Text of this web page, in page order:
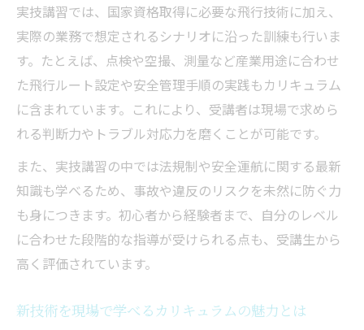
実技講習では、国家資格取得に必要な飛行技術に加え、
実際の業務で想定されるシナリオに沿った訓練も行いま
す。たとえば、点検や空撮、測量など産業用途に合わせ
た飛行ルート設定や安全管理手順の実践もカリキュラム
に含まれています。これにより、受講者は現場で求めら
れる判断力やトラブル対応力を磨くことが可能です。
また、実技講習の中では法規制や安全運航に関する最新
知識も学べるため、事故や違反のリスクを未然に防ぐ力
も身につきます。初心者から経験者まで、自分のレベル
に合わせた段階的な指導が受けられる点も、受講生から
高く評価されています。
新技術を現場で学べるカリキュラムの魅力とは